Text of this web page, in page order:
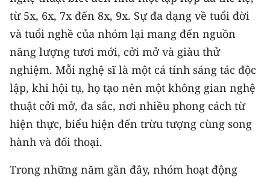
từ 5x, 6x, 7x đến 8x, 9x. Sự đa dạng về tuổi đời
và tuổi nghề của nhóm lại mang đến nguồn
năng lượng tươi mới, cởi mở và giàu thử
nghiệm. Mỗi nghệ sĩ là một cá tính sáng tác độc
lập, khi hội tụ, họ tạo nên một không gian nghệ
thuật cởi mở, đa sắc, nơi nhiều phong cách từ
hiện thực, biểu hiện đến trừu tượng cùng song
hành và đối thoại.
Trong những năm gần đây, nhóm hoạt động